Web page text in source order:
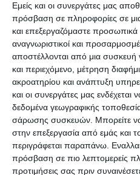
Εμείς και οι συνεργάτες μας
πρόσβαση σε πληροφορίες σε
και επεξεργαζόμαστε
αναγνωριστικοί και
αποστέλλονται από μια συσκευή
και περιεχόμενο, μέτρηση
ακροατηρίου και ανάπτυξη
και οι συνεργάτες μας
δεδομένα γεωγραφικής
σάρωσης συσκευών. Μπορείτε να
στην επεξεργασία από εμάς και
περιγράφεται παραπάνω.
πρόσβαση σε πιο λεπτομερείς
προτιμήσεις σας πριν
εισαγόμενων
Βρετανούς
αναμένονται και τα
αποτελέσματα των
που έγιναν χθες σε
διαπιστωθεί ο
κινδύνου από τους
συγκεκριμένη χώρα.